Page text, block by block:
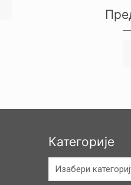
Категорије
Категорије